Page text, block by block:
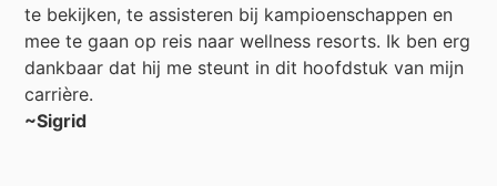
te bekijken, te assisteren bij kampioenschappen en
mee te gaan op reis naar wellness resorts. Ik ben erg
dankbaar dat hij me steunt in dit hoofdstuk van mijn
carrière.
~Sigrid